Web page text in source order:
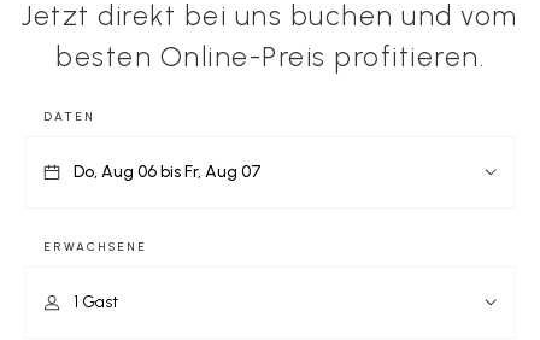
Jetzt direkt bei uns buchen und vom
besten Online-Preis profitieren.
DATEN
ERWACHSENE